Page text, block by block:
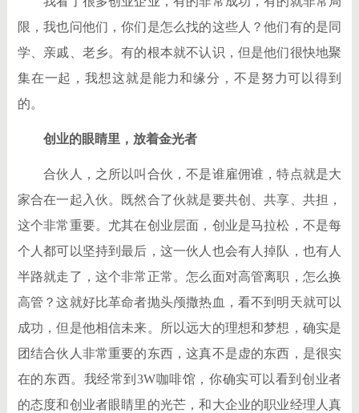
限，我也问他们，你们是怎么找的这些人？他们有的是同
学、亲戚、老乡。有的根本就不认识，但是他们很快地聚
集在一起，我想这就是能力和缘分，不是努力可以得到
的。
创业的眼睛里，放着金光者
合伙人，之所以叫合伙，不是谁雇佣谁，特点就是大
家合在一起入伙。既然合了伙就是要共创、共享、共担，
这个非常重要。尤其在创业层面，创业是马拉松，不是每
个人都可以坚持到最后，这一伙人也会有人掉队，也有人
半路就走了，这个非常正常。怎么面对高管离职，怎么换
高管？这就好比革命者抛头颅撒热血，看不到明天就可以
成功，但是他相信未来。所以远大的理想和梦想，确实是
团结合伙人非常重要的东西，这真不是虚的东西，是很实
在的东西。我经常到3W咖啡馆，你确实可以看到创业者
的态度和创业者眼睛里的光芒，和大企业的职业经理人真